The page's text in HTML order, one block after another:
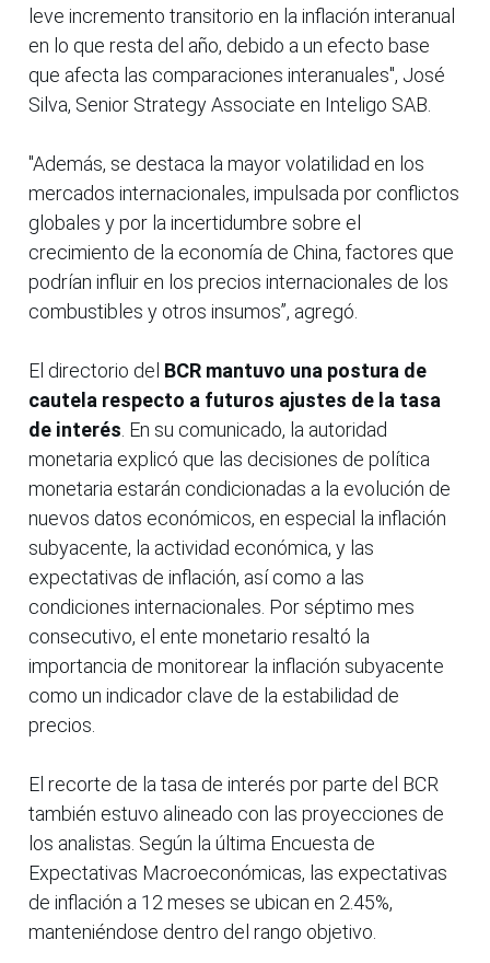
leve incremento transitorio en la inflación interanual
en lo que resta del año, debido a un efecto base
que afecta las comparaciones interanuales", José
Silva, Senior Strategy Associate en Inteligo SAB.
"Además, se destaca la mayor volatilidad en los
mercados internacionales, impulsada por conflictos
globales y por la incertidumbre sobre el
crecimiento de la economía de China, factores que
podrían influir en los precios internacionales de los
combustibles y otros insumos”, agregó.
El directorio del BCR mantuvo una postura de
cautela respecto a futuros ajustes de la tasa
de interés. En su comunicado, la autoridad
monetaria explicó que las decisiones de política
monetaria estarán condicionadas a la evolución de
nuevos datos económicos, en especial la inflación
subyacente, la actividad económica, y las
expectativas de inflación, así como a las
condiciones internacionales. Por séptimo mes
consecutivo, el ente monetario resaltó la
importancia de monitorear la inflación subyacente
como un indicador clave de la estabilidad de
precios.
El recorte de la tasa de interés por parte del BCR
también estuvo alineado con las proyecciones de
los analistas. Según la última Encuesta de
Expectativas Macroeconómicas, las expectativas
de inflación a 12 meses se ubican en 2.45%,
manteniéndose dentro del rango objetivo.